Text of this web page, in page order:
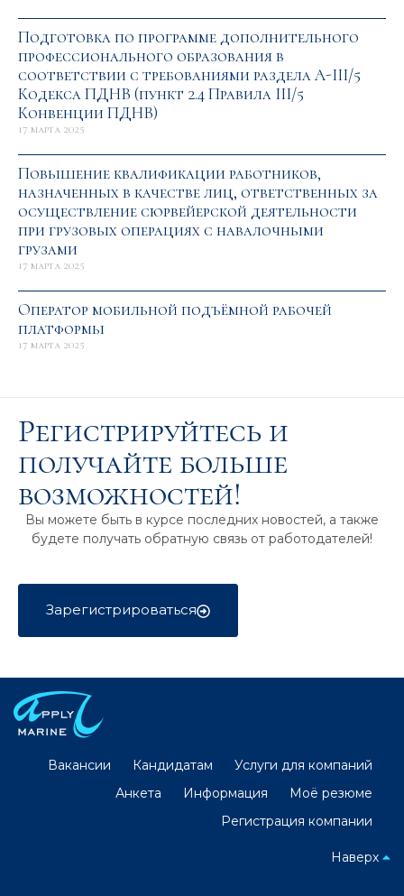
Подготовка по программе дополнительного
профессионального образования в
соответствии с требованиями раздела A-III/5
Кодекса ПДНВ (пункт 2.4 Правила III/5
Конвенции ПДНВ)
17 марта 2025
Повышение квалификации работников,
назначенных в качестве лиц, ответственных за
осуществление сюрвейерской деятельности
при грузовых операциях с навалочными
грузами
17 марта 2025
Оператор мобильной подъёмной рабочей
платформы
17 марта 2025
Регистрируйтесь и
получайте больше
возможностей!
Вы можете быть в курсе последних новостей, а также
будете получать обратную связь от работодателей!
Зарегистрироваться
Вакансии Кандидатам
Услуги для компаний
Анкета
Информация
Моё резюме
Регистрация компании
Наверх